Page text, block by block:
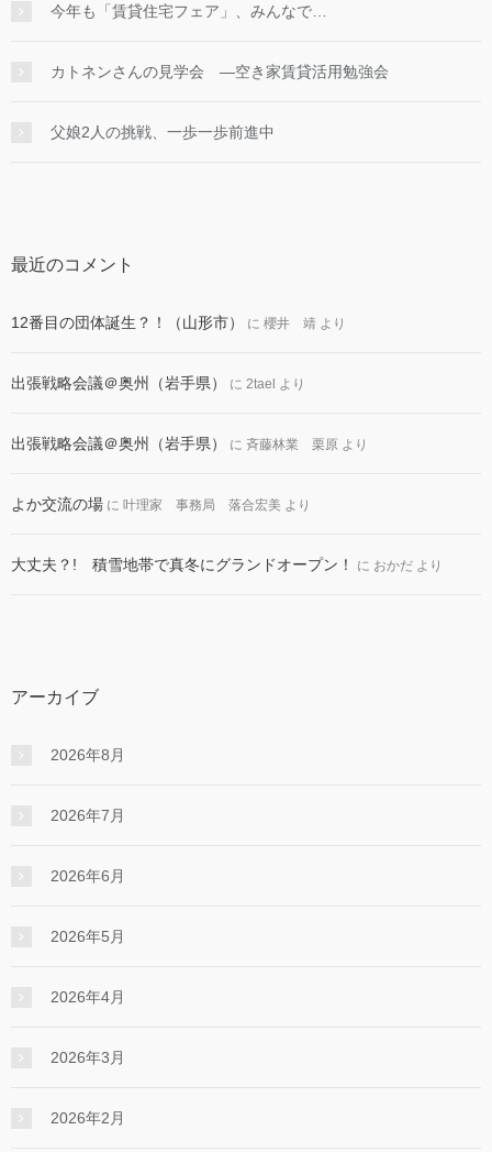
今年も「賃貸住宅フェア」、みんなで…
カトネンさんの見学会 ―空き家賃貸活用勉強会
父娘2人の挑戦、一歩一歩前進中
最近のコメント
12番目の団体誕生？！（山形市） に 櫻井 靖 より
出張戦略会議＠奥州（岩手県） に 2tael より
出張戦略会議＠奥州（岩手県） に 斉藤林業 栗原 より
よか交流の場 に 叶理家 事務局 落合宏美 より
大丈夫？! 積雪地帯で真冬にグランドオープン！ に おかだ より
アーカイブ
2026年8月
2026年7月
2026年6月
2026年5月
2026年4月
2026年3月
2026年2月